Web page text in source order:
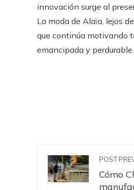
innovación surge al
La moda de Alaïa, lejos
que continúa motivando
emancipada y perdurable.
POST
Cómo